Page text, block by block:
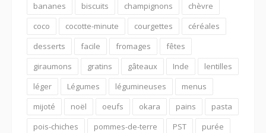
bananes
biscuits champignons
chèvre
coco
cocotte-minute courgettes
céréales
desserts
facile fromages
fêtes
giraumons
gratins gâteaux Inde
lentilles
léger
Légumes légumineuses
menus
mijoté
noël oeufs okara pains
pasta
pois-chiches
pommes-de-terre PST
purée